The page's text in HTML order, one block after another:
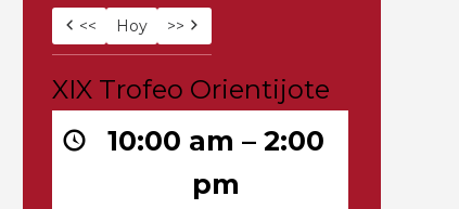
<< Hoy >>
XIX
Trofeo
Orientijote
XIX Trofeo Orientijote
10:00 am – 2:00
pm